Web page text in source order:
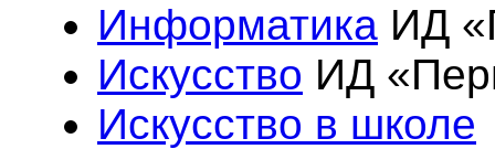
Информатика ИД
Искусство ИД
Искусство в школе